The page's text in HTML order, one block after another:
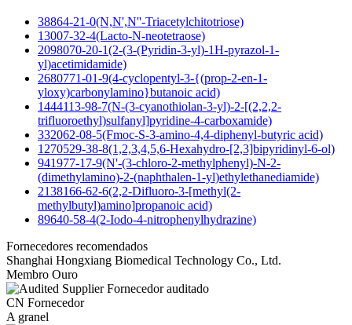
38864-21-0(N,N',N''-Triacetylchitotriose)
13007-32-4(Lacto-N-neotetraose)
2098070-20-1(2-(3-(Pyridin-3-yl)-1H-pyrazol-1-
yl)acetimidamide)
2680771-01-9(4-cyclopentyl-3-{(prop-2-en-1-
yloxy)carbonylamino}butanoic acid)
1444113-98-7(N-(3-cyanothiolan-3-yl)-2-[(2,2,2-
trifluoroethyl)sulfanyl]pyridine-4-carboxamide)
332062-08-5(Fmoc-S-3-amino-4,4-diphenyl-butyric acid)
1270529-38-8(1,2,3,4,5,6-Hexahydro-[2,3]bipyridinyl-6-ol)
941977-17-9(N'-(3-chloro-2-methylphenyl)-N-2-
(dimethylamino)-2-(naphthalen-1-yl)ethylethanediamide)
2138166-62-6(2,2-Difluoro-3-[methyl(2-
methylbutyl)amino]propanoic acid)
89640-58-4(2-Iodo-4-nitrophenylhydrazine)
Fornecedores recomendados
Shanghai Hongxiang Biomedical Technology Co., Ltd.
Membro Ouro
Fornecedor auditado
CN Fornecedor
A granel